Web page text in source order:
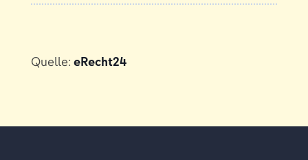
Quelle: eRecht24